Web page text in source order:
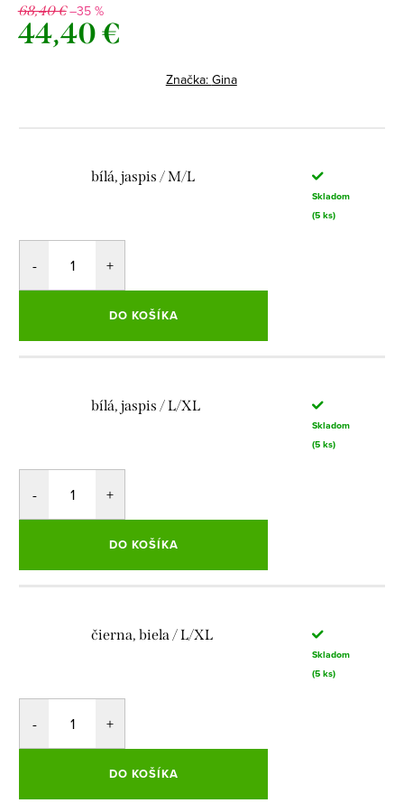
68,40 €–35 %
44,40 €
Značka: Gina
bílá, jaspis / M/L
Skladom
(5 ks)
DO KOŠÍKA
bílá, jaspis / L/XL
Skladom
(5 ks)
DO KOŠÍKA
čierna, biela / L/XL
Skladom
(5 ks)
DO KOŠÍKA